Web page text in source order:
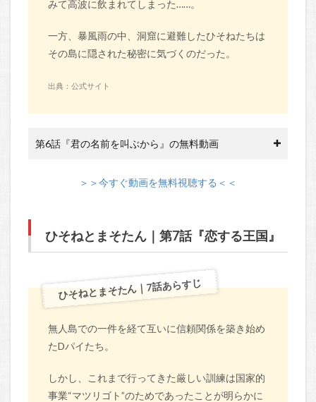
みて高波に飲まれてしまった……。
一方、暴風雨の中、洞窟に避難したひそねたちは
その島に隠された秘密に気づくのだった。
出典：公式サイト
第6話『君の名前を叫ぶから』の無料動画
＞＞今すぐ動画を無料視聴する＜＜
ひそねとまそたん｜第7話『恋する王国』
ひそねとまそたん｜7話あらすじ
無人島での一件を経て互いに信頼関係を築き始め
たDパイたち。
しかし、これまで行ってきた厳しい訓練は国家的
事業“マツリゴト”のためであったことが明らかに